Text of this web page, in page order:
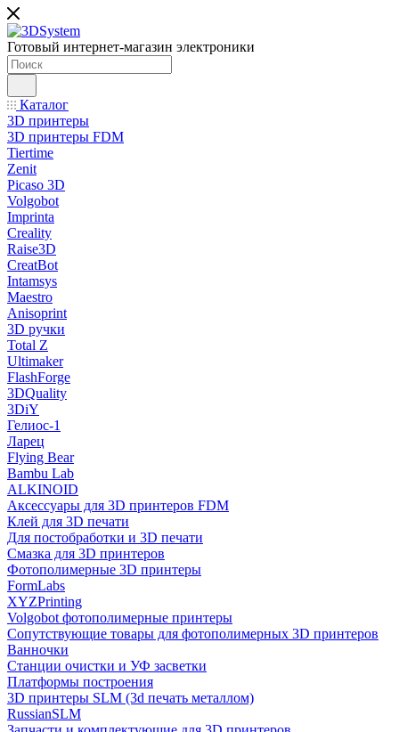
Готовый интернет-магазин электроники
Каталог
3D принтеры
3D принтеры FDM
Tiertime
Zenit
Picaso 3D
Volgobot
Imprinta
Creality
Raise3D
CreatBot
Intamsys
Maestro
Anisoprint
3D ручки
Total Z
Ultimaker
FlashForge
3DQuality
3DiY
Гелиос-1
Ларец
Flying Bear
Bambu Lab
ALKINOID
Аксессуары для 3D принтеров FDM
Клей для 3D печати
Для постобработки и 3D печати
Смазка для 3D принтеров
Фотополимерные 3D принтеры
FormLabs
XYZPrinting
Volgobot фотополимерные принтеры
Сопутствующие товары для фотополимерных 3D принтеров
Ванночки
Станции очистки и УФ засветки
Платформы построения
3D принтеры SLM (3d печать металлом)
RussianSLM